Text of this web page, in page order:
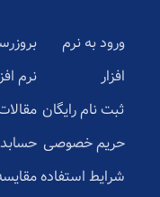
ورود به نرم
افزار
ثبت نام رایگان
حریم خصوصی
شرایط استفاده
نرم
مقالات